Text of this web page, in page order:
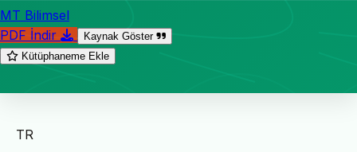
MT Bilimsel
PDF İndir
Kaynak Göster
Kütüphaneme Ekle
TR